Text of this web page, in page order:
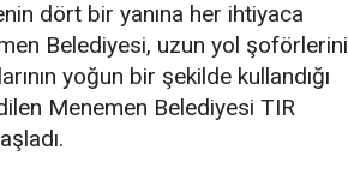
dört bir yanına her ihtiyaca
Belediyesi, uzun yol şoförlerini
yoğun bir şekilde kullandığı
Menemen Belediyesi TIR